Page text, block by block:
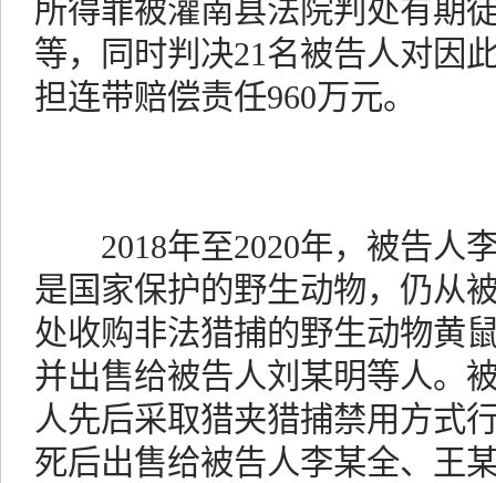
所得罪被灌南县法院判处有期
等，同时判决21名被告人对因
担连带赔偿责任960万元。
2018年至2020年，被告人
是国家保护的野生动物，仍从
处收购非法猎捕的野生动物黄
并出售给被告人刘某明等人。
人先后采取猎夹猎捕禁用方式
死后出售给被告人李某全、王